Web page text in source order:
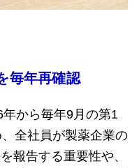
毎年再確認
から毎年9月の第1
全社員が製薬企業の
報告する重要性や、